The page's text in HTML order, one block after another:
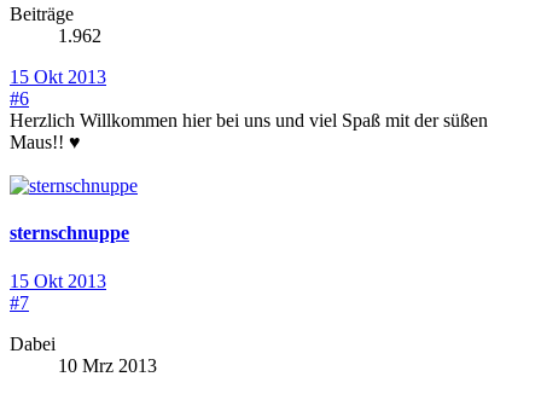
Beiträge
1.962
15 Okt 2013
#6
Herzlich Willkommen hier bei uns und viel Spaß mit der süßen
Maus!! ♥
sternschnuppe
15 Okt 2013
#7
Dabei
10 Mrz 2013